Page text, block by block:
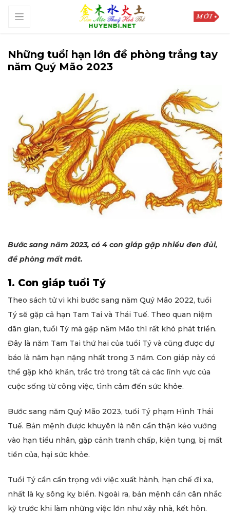
Những tuổi hạn lớn đề phòng trắng tay
năm Quý Mão 2023
Bước sang năm 2023, có 4 con giáp gặp nhiều đen đủi,
đề phòng mất mát.
1. Con giáp tuổi Tý
Theo sách tử vi khi bước sang năm Quý Mão 2022, tuổi
Tý sẽ gặp cả hạn Tam Tai và Thái Tuế. Theo quan niệm
dân gian, tuổi Tý mà gặp năm Mão thì rất khó phát triển.
Đây là năm Tam Tai thứ hai của tuổi Tý và cũng được dự
báo là năm hạn nặng nhất trong 3 năm. Con giáp này có
thể gặp khó khăn, trắc trở trong tất cả các lĩnh vực của
cuộc sống từ công việc, tình cảm đến sức khỏe.
Bước sang năm Quý Mão 2023, tuổi Tý phạm Hình Thái
Tuế. Bản mệnh được khuyên là nên cẩn thận kẻo vướng
vào hạn tiểu nhân, gặp cảnh tranh chấp, kiện tụng, bị mất
tiền của, hại sức khỏe.
Tuổi Tý cần cẩn trọng với việc xuất hành, hạn chế đi xa,
nhất là kỵ sông kỵ biển. Ngoài ra, bản mệnh cần cân nhắc
kỹ trước khi làm những việc lớn như xây nhà, kết hôn.